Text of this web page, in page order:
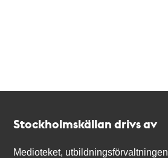
Stockholmskällan drivs av
Medioteket, utbildningsförvaltningen